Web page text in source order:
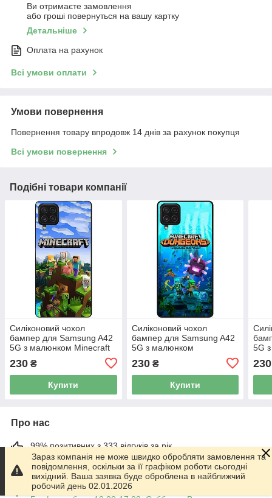
Ви отримаєте замовлення
або гроші повернуться на вашу картку
Детальніше
Оплата на рахунок
Всі умови оплати
Умови повернення
Повернення товару впродовж 14 днів за рахунок покупця
Всі умови повернення
Подібні товари компанії
Силіконовий чохол
бампер для Samsung A42
5G з малюнком Minecraft
230 ₴
Купити
Силіконовий чохол
бампер для Samsung A42
5G з малюнком
230₴
Купити
5G
230
Про нас
99% позитивних з 333 відгуків за рік
Працює з 01.06.2014
м. Харків
Зараз компанія не може швидко обробляти замовлення та
повідомлення, оскільки за її графіком роботи сьогодні
вихідний. Ваша заявка буде оброблена в найближчий
робочий день 02.01.2026